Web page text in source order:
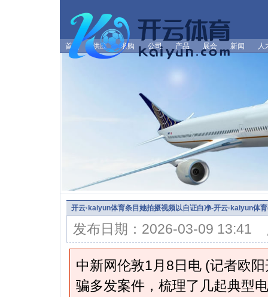
首页 供应 求购 公司 产品 展会 新闻 人
开云·kaiyun体育条目她拍摄视频以自证白净-开云·kaiyun体
发布日期：2026-03-09 13:41
中新网伦敦1月8日电 (记者欧
骗多发案件，梳理了几起典型